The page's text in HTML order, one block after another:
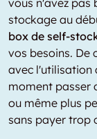
stockage au
box de self-
vos besoins. De
avec l'utilisation
moment passer
ou même plus
sans payer trop